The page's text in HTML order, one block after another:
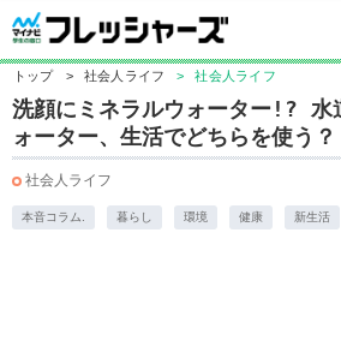
トップ > 社会人ライフ > 社会人ライフ
洗顔にミネラルウォーター!? 水
ォーター、生活でどちらを使う？
社会人ライフ
本音コラム. 暮らし 環境 健康 新生活